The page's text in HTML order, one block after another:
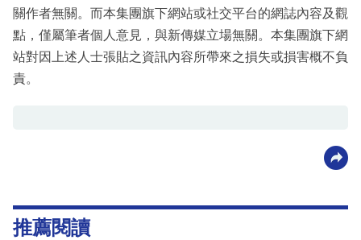
關作者無關。而本集團旗下網站或社交平台的網誌內容及觀
點，僅屬筆者個人意見，與新傳媒立場無關。本集團旗下網
站對因上述人士張貼之資訊內容所帶來之損失或損害概不負
責。
推薦閱讀